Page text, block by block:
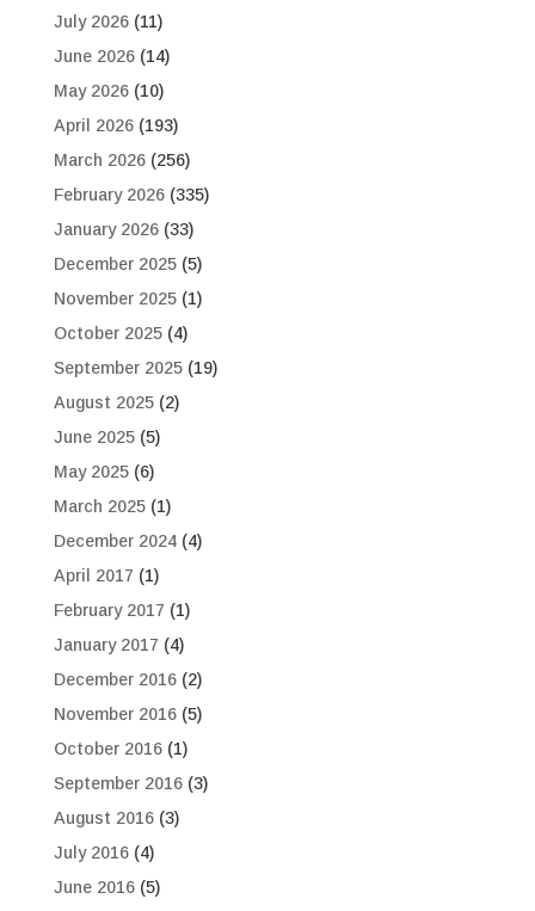
July 2026(11)
June 2026(14)
May 2026(10)
April 2026(193)
March 2026(256)
February 2026(335)
January 2026(33)
December 2025(5)
November 2025(1)
October 2025(4)
September 2025(19)
August 2025(2)
June 2025(5)
May 2025(6)
March 2025(1)
December 2024(4)
April 2017 (1)
February 2017 (1)
January 2017 (4)
December 2016(2)
November 2016(5)
October 2016(1)
September 2016(3)
August 2016(3)
July 2016(4)
June 2016(5)